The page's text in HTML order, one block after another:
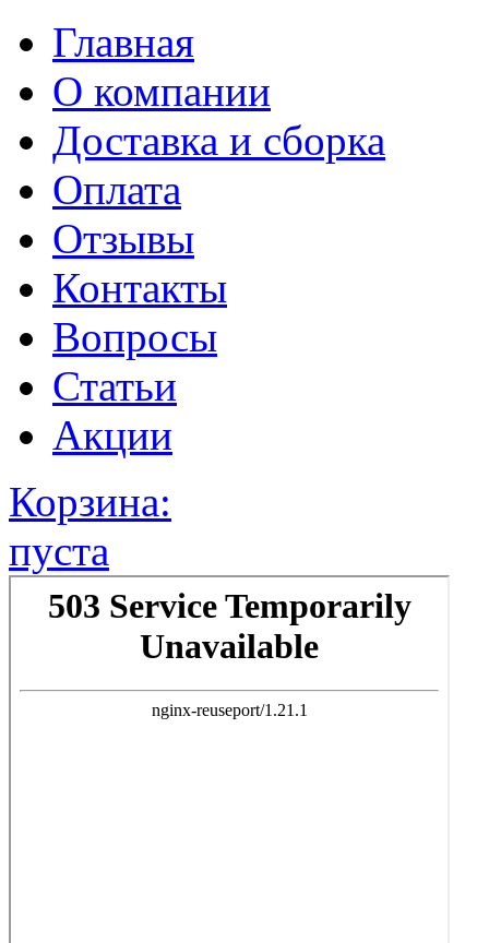
Главная
О компании
Доставка и сборка
Оплата
Отзывы
Контакты
Вопросы
Статьи
Акции
Корзина:
пуста